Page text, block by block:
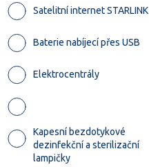
Satelitní internet STARLINK
Baterie nabíjecí přes USB
Elektrocentrály
Kapesní bezdotykové
dezinfekční a sterilizační
lampičky